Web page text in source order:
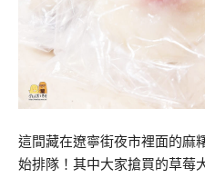
這間藏在遼寧街夜市裡面的麻
始排隊！其中大家搶買的草莓